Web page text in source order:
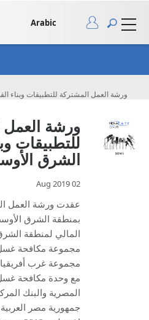
Arabic
ورشة العمل المشتركة للتطبيقات وبناء
ورشة العمل
للتطبيقات
الشرق
02 Aug 2019
عقدت ورشة العمل
بمنطقة الشرق
المالي لمنطقة
مجموعة مكافحة غسل
مجموعة غرب أفريقيا
مع وحدة مكافحة غسل
المصرية والبنك